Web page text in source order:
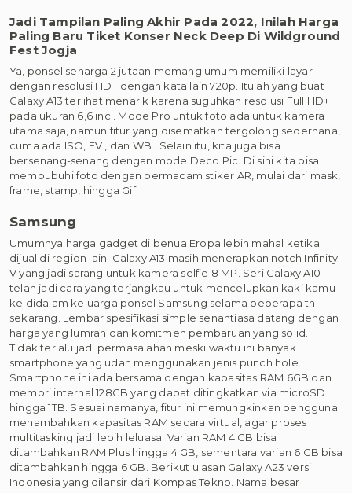
Jadi Tampilan Paling Akhir Pada 2022, Inilah Harga
Paling Baru Tiket Konser Neck Deep Di Wildground
Fest Jogja
Ya, ponsel seharga 2 jutaan memang umum memiliki layar
dengan resolusi HD+ dengan kata lain 720p. Itulah yang buat
Galaxy A13 terlihat menarik karena suguhkan resolusi Full HD+
pada ukuran 6,6 inci. Mode Pro untuk foto ada untuk kamera
utama saja, namun fitur yang disematkan tergolong sederhana,
cuma ada ISO, EV , dan WB . Selain itu, kita juga bisa
bersenang-senang dengan mode Deco Pic. Di sini kita bisa
membubuhi foto dengan bermacam stiker AR, mulai dari mask,
frame, stamp, hingga Gif.
Samsung
Umumnya harga gadget di benua Eropa lebih mahal ketika
dijual di region lain. Galaxy A13 masih menerapkan notch Infinity
V yang jadi sarang untuk kamera selfie 8 MP. Seri Galaxy A10
telah jadi cara yang terjangkau untuk mencelupkan kaki kamu
ke didalam keluarga ponsel Samsung selama beberapa th.
sekarang. Lembar spesifikasi simple senantiasa datang dengan
harga yang lumrah dan komitmen pembaruan yang solid.
Tidak terlalu jadi permasalahan meski waktu ini banyak
smartphone yang udah menggunakan jenis punch hole.
Smartphone ini ada bersama dengan kapasitas RAM 6GB dan
memori internal 128GB yang dapat ditingkatkan via microSD
hingga 1TB. Sesuai namanya, fitur ini memungkinkan pengguna
menambahkan kapasitas RAM secara virtual, agar proses
multitasking jadi lebih leluasa. Varian RAM 4 GB bisa
ditambahkan RAM Plus hingga 4 GB, sementara varian 6 GB bisa
ditambahkan hingga 6 GB. Berikut ulasan Galaxy A23 versi
Indonesia yang dilansir dari Kompas Tekno. Nama besar